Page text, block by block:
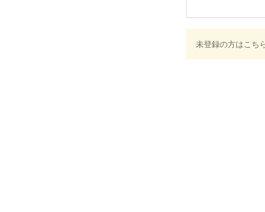
未登録の方はこち